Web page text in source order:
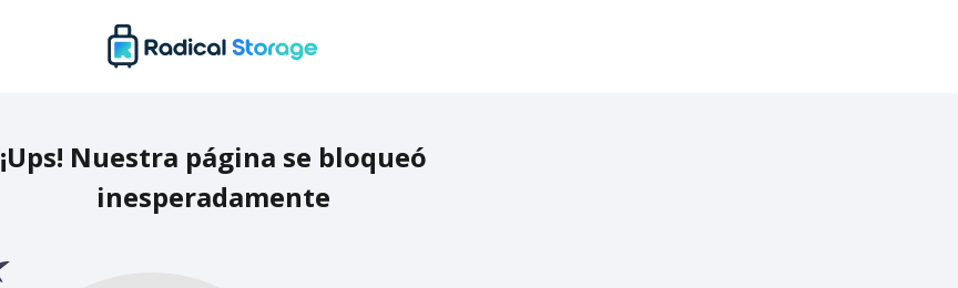
¡Ups! Nuestra página se bloqueó
inesperadamente